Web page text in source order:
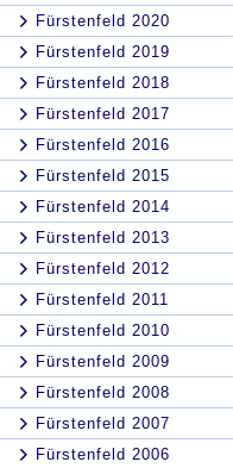
Fürstenfeld 2020
Fürstenfeld 2019
Fürstenfeld 2018
Fürstenfeld 2017
Fürstenfeld 2016
Fürstenfeld 2015
Fürstenfeld 2014
Fürstenfeld 2013
Fürstenfeld 2012
Fürstenfeld 2011
Fürstenfeld 2010
Fürstenfeld 2009
Fürstenfeld 2008
Fürstenfeld 2007
Fürstenfeld 2006